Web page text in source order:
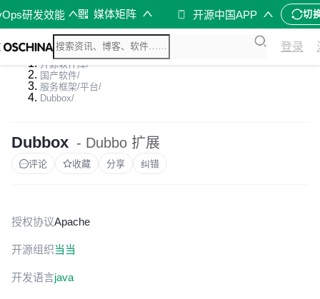
研发效能 媒体矩阵 开源中国APP 切
登录
开源软件库/
国产软件/
服务框架/平台/
Dubbox/
Dubbox - Dubbo 扩展
评论 收藏 分享 纠错
授权协议Apache
开源组织当当
开发语言java